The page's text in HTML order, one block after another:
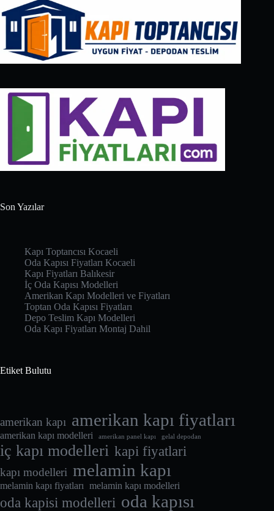
Son Yazılar
Kapı Toptancısı Kocaeli
Oda Kapısı Fiyatları Kocaeli
Kapı Fiyatları Balıkesir
İç Oda Kapısı Modelleri
Amerikan Kapı Modelleri ve Fiyatları
Toptan Oda Kapısı Fiyatları
Depo Teslim Kapı Modelleri
Oda Kapı Fiyatları Montaj Dahil
Etiket Bulutu
amerikan kapı amerikan kapı fiyatları
amerikan kapı modelleri amerikan panel kapı gelal depodan
iç kapı modelleri kapi fiyatlari
kapı modelleri melamin kapı
melamin kapı fiyatları melamin kapı modelleri
oda kapisi modelleri oda kapısı